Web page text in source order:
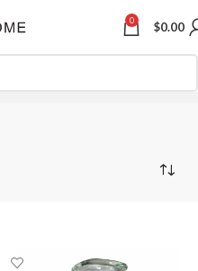
0 $0.00